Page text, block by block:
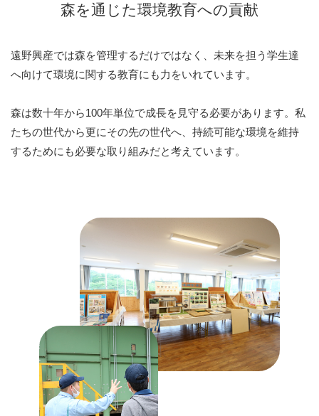
森を通じた環境教育への貢献
遠野興産では森を管理するだけではなく、未来を担う学生達
へ向けて環境に関する教育にも力をいれています。
森は数十年から100年単位で成長を見守る必要があります。 私
たちの世代から更にその先の世代へ、 持続可能な環境を維持
するためにも必要な取り組みだと考えています。